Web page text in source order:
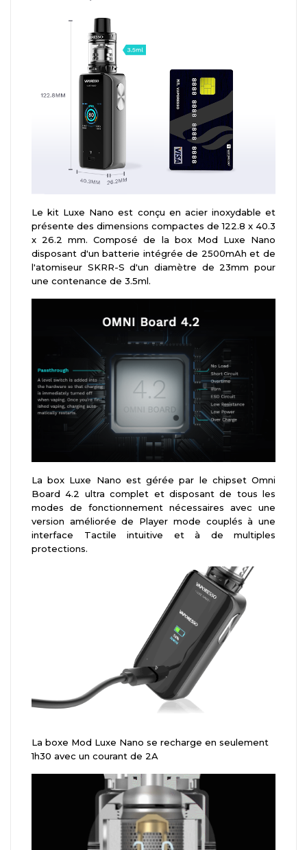
Le kit Luxe Nano est conçu en acier inoxydable et
présente des dimensions compactes de 122.8 x 40.3
x 26.2 mm. Composé de la box Mod Luxe Nano
disposant d'un batterie intégrée de 2500mAh et de
l'atomiseur SKRR-S d'un diamètre de 23mm pour
une contenance de 3.5ml.
La box Luxe Nano est gérée par le chipset Omni
Board 4.2 ultra complet et disposant de tous les
modes de fonctionnement nécessaires avec une
version améliorée de Player mode couplés à une
interface Tactile intuitive et à de multiples
protections.
La boxe Mod Luxe Nano se recharge en seulement
1h30 avec un courant de 2A